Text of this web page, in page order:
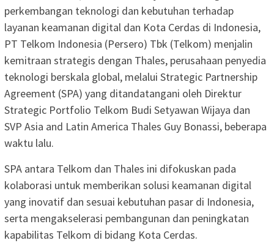
perkembangan teknologi dan kebutuhan terhadap
layanan keamanan digital dan Kota Cerdas di Indonesia,
PT Telkom Indonesia (Persero) Tbk (Telkom) menjalin
kemitraan strategis dengan Thales, perusahaan penyedia
teknologi berskala global, melalui Strategic Partnership
Agreement (SPA) yang ditandatangani oleh Direktur
Strategic Portfolio Telkom Budi Setyawan Wijaya dan
SVP Asia and Latin America Thales Guy Bonassi, beberapa
waktu lalu.
SPA antara Telkom dan Thales ini difokuskan pada
kolaborasi untuk memberikan solusi keamanan digital
yang inovatif dan sesuai kebutuhan pasar di Indonesia,
serta mengakselerasi pembangunan dan peningkatan
kapabilitas Telkom di bidang Kota Cerdas.